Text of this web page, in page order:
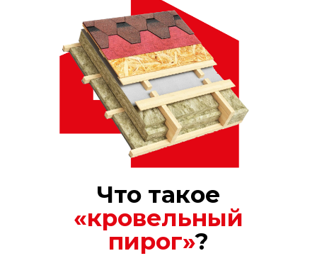
Что такое
«кровельный
пирог»?